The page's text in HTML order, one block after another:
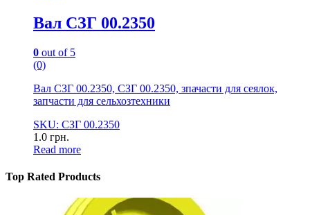
Вал СЗГ 00.2350
0 out of 5
(0)
Вал СЗГ 00.2350, СЗГ 00.2350, зпачасти для сеялок,
запчасти для сельхозтехники
SKU: СЗГ 00.2350
1.0 грн.
Read more
Top Rated Products